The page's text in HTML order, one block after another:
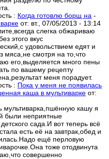
: Когда готовлю борщ на -
от: вт., 07/05/2013 - 13:14
слегка обжариваю
этого вкус
удовольствием едят и
мяса,не смотря на то,что
его,выделяется много пены
по вашему рецепту
меня порадует.
: Пока у меня не появилась
каша в мультиварке от:
мультиварка,пшённую кашу я
были неприятные
сада.И вот теперь всё
есть её на завтрак,обед и
ещё перловую
тоже отодвинута
совершенно